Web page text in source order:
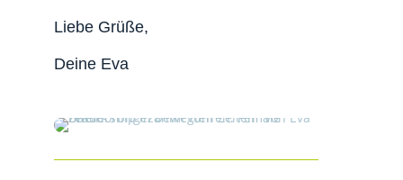
Liebe Grüße,
Deine Eva